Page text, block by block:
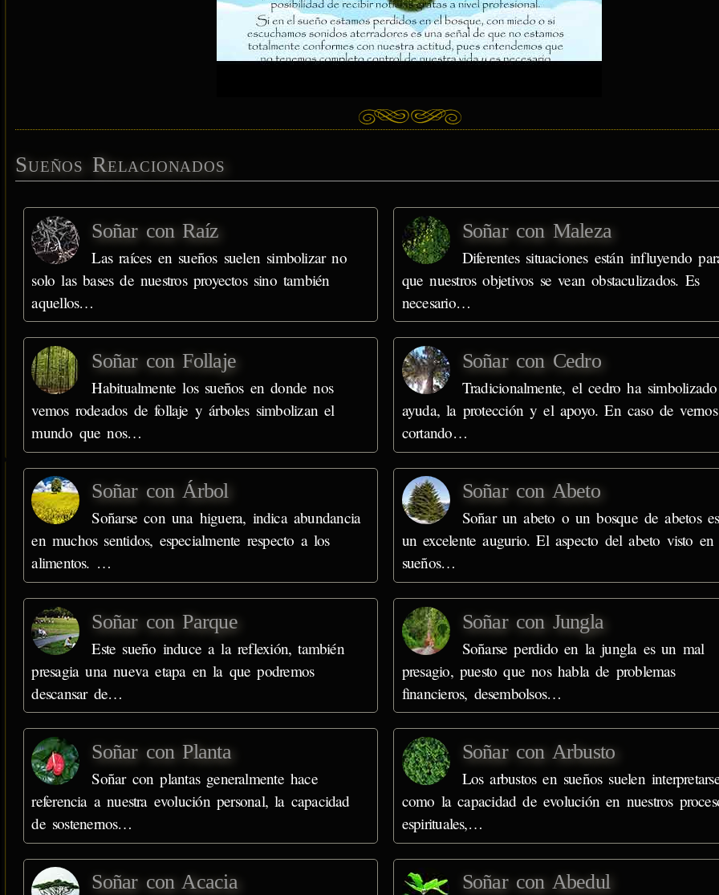
Sueños Relacionados
Soñar con Raíz
Las raíces en sueños suelen simbolizar no
solo las bases de nuestros proyectos sino también
aquellos…
Soñar con Maleza
Diferentes situaciones están influyendo
que nuestros objetivos se vean obstaculizados. Es
necesario…
Soñar con Follaje
Habitualmente los sueños en donde nos
vemos rodeados de follaje y árboles simbolizan el
mundo que nos…
Soñar con Cedro
Tradicionalmente, el cedro ha
ayuda, la protección y el apoyo. En caso de vernos
cortando…
Soñar con Árbol
Soñarse con una higuera, indica abundancia
en muchos sentidos, especialmente respecto a los
alimentos. …
Soñar con Abeto
Soñar un abeto o un bosque de abetos es
un excelente augurio. El aspecto del abeto visto en
sueños…
Soñar con Parque
Este sueño induce a la reflexión, también
presagia una nueva etapa en la que podremos
descansar de…
Soñar con Jungla
Soñarse perdido en la jungla es un mal
presagio, puesto que nos habla de problemas
financieros, desembolsos…
Soñar con Planta
Soñar con plantas generalmente hace
referencia a nuestra evolución personal, la capacidad
de sostenernos…
Soñar con Arbusto
Los arbustos en sueños suelen
como la capacidad de evolución en nuestros
espirituales,…
Soñar con Acacia Soñar con Abedul